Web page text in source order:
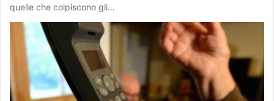
quelle che colpiscono gli…